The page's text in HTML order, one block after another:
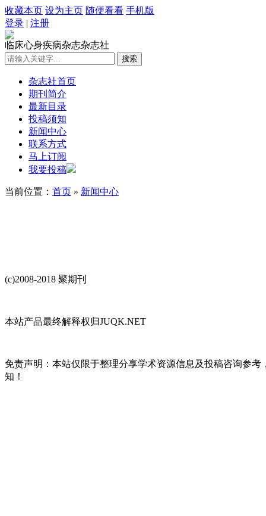
收藏本页 设为主页 随便看看 手机版
登录 | 注册
临床心身疾病杂志杂志社
杂志社首页
期刊简介
最新目录
投稿须知
新闻中心
联系方式
马上订阅
我要投稿
当前位置： 首页 » 新闻中心
(c)2008-2018 聚期刊
本站产品最终解释权归JUQK.NET
免责声明：本站仅限于整理分享学术资源信息及投稿咨询参
知！